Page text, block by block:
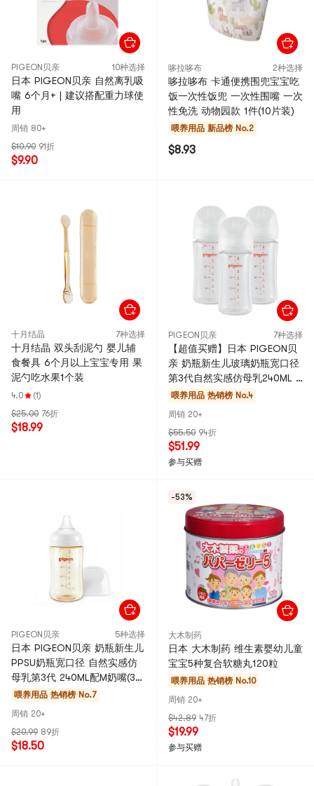
PIGEON贝亲 10种选择
日本 PIGEON贝亲 自然离乳吸
嘴 6个月+ | 建议搭配重力球使
用
周销 80+
$10.90 91折
$9.90
哆拉哆布 2种选择
哆拉哆布 卡通便携围兜宝宝吃
饭一次性饭兜 一次性围嘴 一次
性免洗 动物园款 1件(10片装)
喂养用品 新品榜 No.2
$8.93
十月结晶 7种选择
十月结晶 双头刮泥勺 婴儿辅
食餐具 6个月以上宝宝专用 果
泥勺吃水果1个装
4.0
(1)
$25.00 76折
$18.99
PIGEON贝亲 7种选择
【超值买赠】日本 PIGEON贝
亲 奶瓶新生儿玻璃奶瓶宽口径
第3代自然实感仿母乳240ML 3
个装 配M奶嘴x3 (0-1个月)
喂养用品 热销榜 No.4
周销 20+
$55.50 94折
$51.99
参与买赠
PIGEON贝亲 5种选择
日本 PIGEON贝亲 奶瓶新生儿
PPSU奶瓶宽口径 自然实感仿
母乳第3代 240ML配M奶嘴(3-
6个月)
喂养用品 热销榜 No.7
周销 20+
$20.99 89折
$18.50
-53%
大木制药
日本 大木制药 维生素婴幼儿童
宝宝5种复合软糖丸120粒
喂养用品 热销榜 No.10
周销 20+
$42.89 47折
$19.99
参与买赠